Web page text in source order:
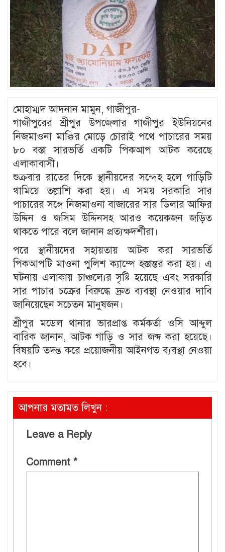
মোহাম্মদ আদনান মামুন, গাজীপুর-
গাজীপুরের শ্রীপুর উপজেলার গাজীপুর ইউনিয়নের
নিজমাওনা মাক্কির মোড়ে চোরাই পথে পাচারের সময়
৮০ বস্তা সারভর্তি একটি পিকআপ আটক করেছে
এলাকাবাসী।
শুক্রবার রাতের দিকে স্থানীয়দের সন্দেহ হলে গাড়িটি
থামিয়ে তল্লাশি করা হয়। এ সময় সরকারি সার
পাচারের সঙ্গে নিজমাওনা বাজারের সার ডিলার আফির
উদ্দিন ও জসিম উদ্দিনসহ আরও কয়েকজন জড়িত
থাকতে পারে বলে জানান প্রত্যক্ষদর্শীরা।
পরে স্থানীয়দের সহায়তায় আটক করা সারভর্তি
পিকআপটি মাওনা পুলিশ ক্যাম্পে হস্তান্তর করা হয়। এ
ঘটনায় এলাকায় চাঞ্চল্যের সৃষ্টি হয়েছে এবং সরকারি
সার পাচার চক্রের বিরুদ্ধে দ্রুত ব্যবস্থা নেওয়ার দাবি
জানিয়েছেন সচেতন মানুষজন।
শ্রীপুর মডেল থানার ভারপ্রাপ্ত কর্মকর্তা ওসি আব্দুল
বারিক জানান, আটক গাড়ি ও সার জব্দ করা হয়েছে।
বিষয়টি তদন্ত করে প্রয়োজনীয় আইনগত ব্যবস্থা নেওয়া
হবে।
আপনার মতামত লিখুন :
Leave a Reply
Comment *